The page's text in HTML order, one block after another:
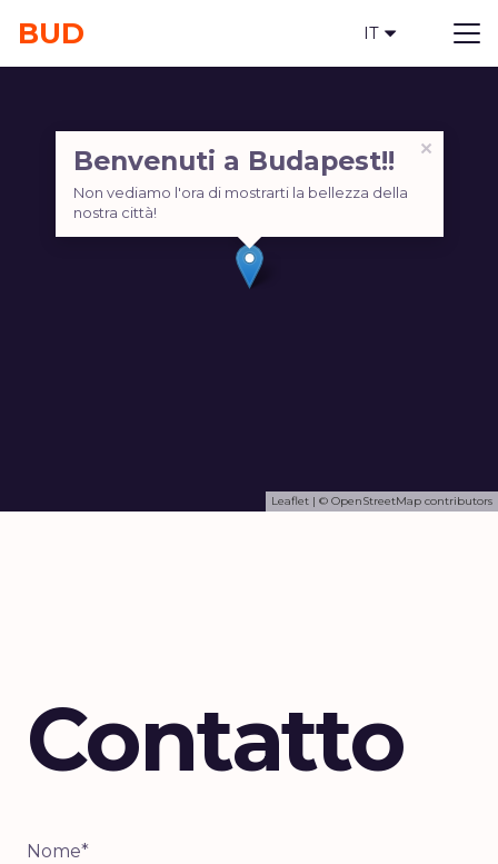
BUD IT
Benvenuti a Budapest!!
Non vediamo l'ora di mostrarti la bellezza della
nostra città!
×
Leaflet | © OpenStreetMap contributors
Contatto
Nome*